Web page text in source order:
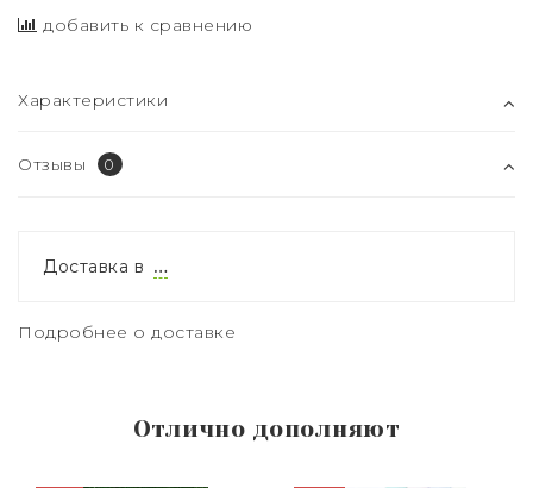
добавить к сравнению
Характеристики
Отзывы 0
Доставка в …
Подробнее о доставке
Отлично дополняют